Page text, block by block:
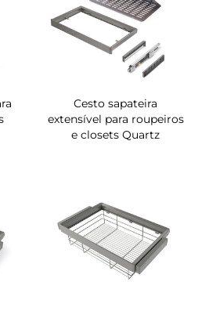
Cesto sapateira
extensível para roupeiros
e closets Quartz